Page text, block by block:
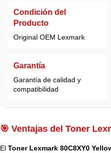
Condición del
Producto
Original OEM Lexmark
Garantía
Garantía de calidad y
compatibilidad
🎯 Ventajas del Toner
El Toner Lexmark 80C8XY0